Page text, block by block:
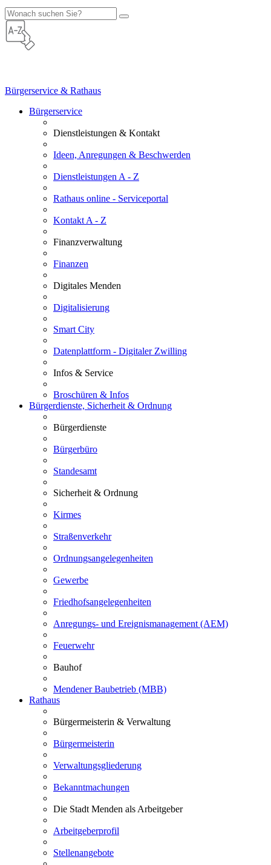
Bürgerservice & Rathaus
Bürgerservice
Dienstleistungen & Kontakt
Ideen, Anregungen & Beschwerden
Dienstleistungen A - Z
Rathaus online - Serviceportal
Kontakt A - Z
Finanzverwaltung
Finanzen
Digitales Menden
Digitalisierung
Smart City
Datenplattform - Digitaler Zwilling
Infos & Service
Broschüren & Infos
Bürgerdienste, Sicherheit & Ordnung
Bürgerdienste
Bürgerbüro
Standesamt
Sicherheit & Ordnung
Kirmes
Straßenverkehr
Ordnungsangelegenheiten
Gewerbe
Friedhofsangelegenheiten
Anregungs- und Ereignismanagement (AEM)
Feuerwehr
Bauhof
Mendener Baubetrieb (MBB)
Rathaus
Bürgermeisterin & Verwaltung
Bürgermeisterin
Verwaltungsgliederung
Bekanntmachungen
Die Stadt Menden als Arbeitgeber
Arbeitgeberprofil
Stellenangebote